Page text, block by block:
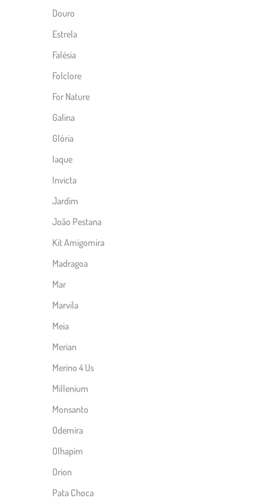
Douro
Estrela
Falésia
Folclore
For Nature
Galina
Glória
Iaque
Invicta
Jardim
João Pestana
Kit Amigomira
Madragoa
Mar
Marvila
Meia
Merian
Merino 4 Us
Millenium
Monsanto
Odemira
Olhapim
Orion
Pata Choca